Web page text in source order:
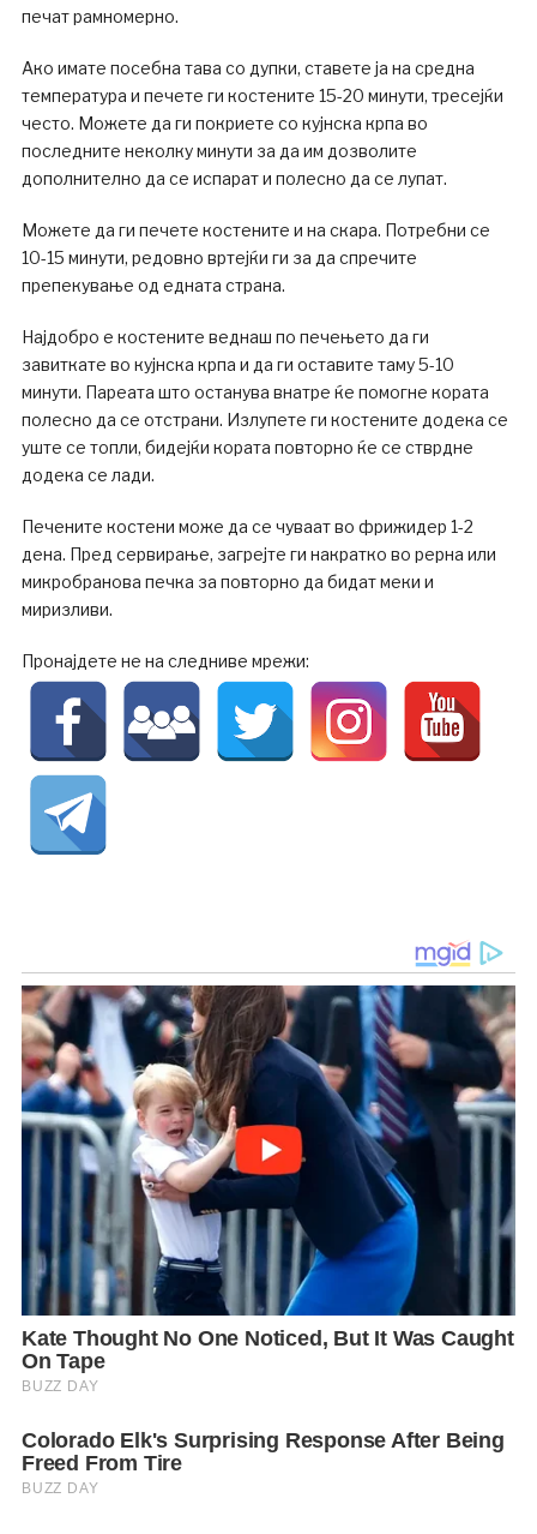
печат рамномерно.
Ако имате посебна тава со дупки, ставете ја на средна
температура и печете ги костените 15-20 минути, тресејќи
често. Можете да ги покриете со кујнска крпа во
последните неколку минути за да им дозволите
дополнително да се испарат и полесно да се лупат.
Можете да ги печете костените и на скара. Потребни се
10-15 минути, редовно вртејќи ги за да спречите
препекување од едната страна.
Најдобро е костените веднаш по печењето да ги
завиткате во кујнска крпа и да ги оставите таму 5-10
минути. Пареата што останува внатре ќе помогне кората
полесно да се отстрани. Излупете ги костените додека се
уште се топли, бидејќи кората повторно ќе се стврдне
додека се лади.
Печените костени може да се чуваат во фрижидер 1-2
дена. Пред сервирање, загрејте ги накратко во рерна или
микробранова печка за повторно да бидат меки и
миризливи.
Пронајдете не на следниве мрежи: